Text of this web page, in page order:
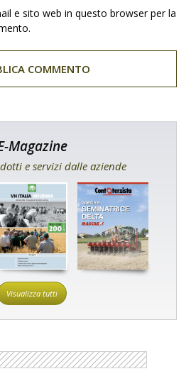
e sito web in questo browser per la
Magazine
e servizi dalle aziende
Visualizza tutti